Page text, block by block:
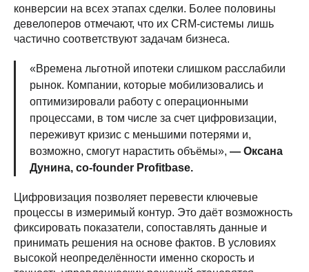
конверсии на всех этапах сделки. Более половины
девелоперов отмечают, что их CRM-системы лишь
частично соответствуют задачам бизнеса.
«Времена льготной ипотеки слишком расслабили
рынок. Компании, которые мобилизовались и
оптимизировали работу с операционными
процессами, в том числе за счет цифровизации,
переживут кризис с меньшими потерями и,
возможно, смогут нарастить объёмы», — Оксана
Дунина, co-founder Profitbase.
Цифровизация позволяет перевести ключевые
процессы в измеримый контур. Это даёт возможность
фиксировать показатели, сопоставлять данные и
принимать решения на основе фактов. В условиях
высокой неопределённости именно скорость и